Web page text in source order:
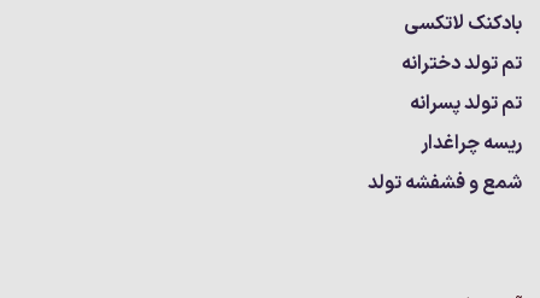
بادکنک لاتکسی
تم تولد دخترانه
تم تولد پسرانه
ریسه چراغدار
شمع و فشفشه تولد